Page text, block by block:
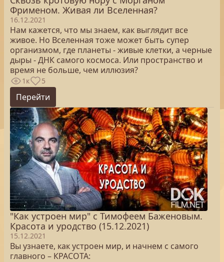
Фрименом. Живая ли Вселенная?
16.12.2021
Нам кажется, что мы знаем, как выглядит все
живое. Но Вселенная тоже может быть супер
организмом, где планеты - живые клетки, а черные
дыры - ДНК самого космоса. Или пространство и
время не больше, чем иллюзия?
1к 5
Перейти
"Как устроен мир" с Тимофеем Баженовым.
Красота и уродство (15.12.2021)
15.12.2021
Вы узнаете, как устроен мир, и начнем с самого
главного – КРАСОТА: